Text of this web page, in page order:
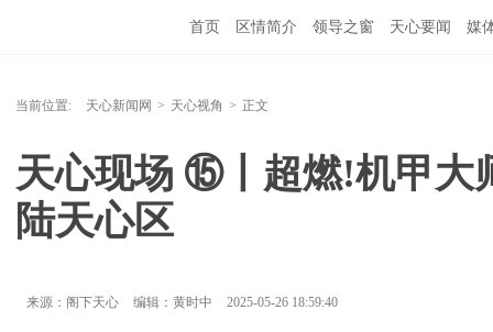
首页 区情简介 领导之窗 天心要闻 媒
当前位置: 天心新闻网 > 天心视角 > 正文
天心现场 ⑮丨超燃!机甲大
陆天心区
来源：阁下天心 编辑：黄时中 2025-05-26 18:59:40